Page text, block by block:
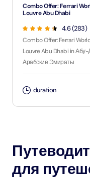
Combo Offer: Ferrari
Louvre Abu Dhabi
4.6 (283)
Combo Offer: Ferrari
Louvre Abu Dhabi in
Арабские Эмираты
duration
для